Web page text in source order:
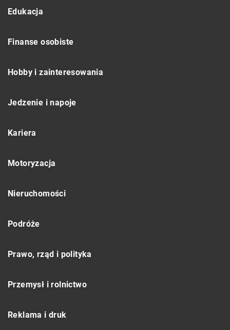
Edukacja
Finanse osobiste
Hobby i zainteresowania
Jedzenie i napoje
Kariera
Motoryzacja
Nieruchomości
Podróże
Prawo, rząd i polityka
Przemysł i rolnictwo
Reklama i druk